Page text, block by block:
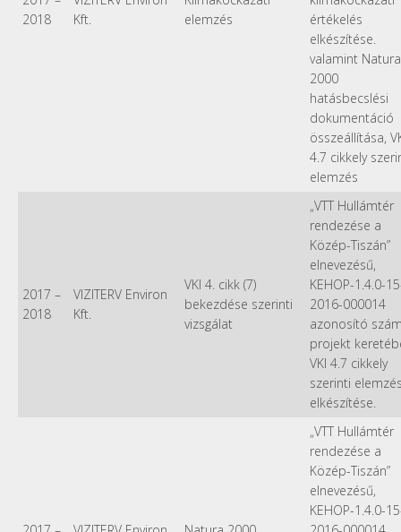
2018
Kft.
elemzés
értékelés
elkészítése.
valamint Natura
2000
hatásbecslési
dokumentáció
összeállítása,
4.7 cikkely
elemzés
2017 –
2018
VIZITERV Environ
Kft.
VKI 4. cikk (7)
bekezdése szerinti
vizsgálat
„VTT Hullámtér
rendezése a
Közép-Tiszán”
elnevezésű,
KEHOP-1.4.0-
2016-000014
azonosító
projekt
VKI 4.7 cikkely
szerinti
elkészítése.
„VTT Hullámtér
rendezése a
Közép-Tiszán”
elnevezésű,
KEHOP-1.4.0-